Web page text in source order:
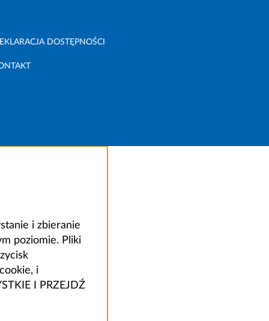
DOSTĘPNOŚCI
i zbieranie
poziomie. Pliki
i
I PRZEJDŹ